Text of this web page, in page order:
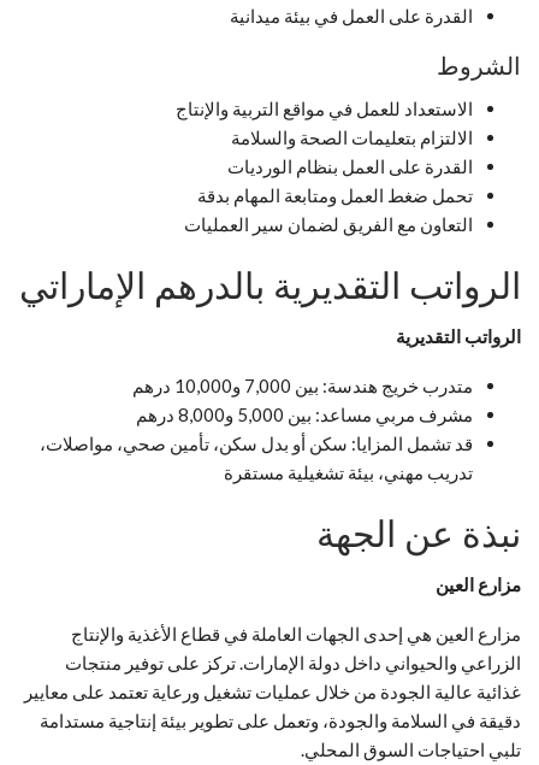
القدرة على العمل في بيئة ميدانية
الشروط
الاستعداد للعمل في مواقع التربية والإنتاج
الالتزام بتعليمات الصحة والسلامة
القدرة على العمل بنظام الورديات
تحمل ضغط العمل ومتابعة المهام بدقة
التعاون مع الفريق لضمان سير العمليات
الرواتب التقديرية بالدرهم الإماراتي
الرواتب التقديرية
متدرب خريج هندسة: بين 7,000 و10,000 درهم
مشرف مربي مساعد: بين 5,000 و8,000 درهم
قد تشمل المزايا: سكن أو بدل سكن، تأمين صحي، مواصلات،
تدريب مهني، بيئة تشغيلية مستقرة
نبذة عن الجهة
مزارع العين
مزارع العين هي إحدى الجهات العاملة في قطاع الأغذية والإنتاج
الزراعي والحيواني داخل دولة الإمارات. تركز على توفير منتجات
غذائية عالية الجودة من خلال عمليات تشغيل ورعاية تعتمد على معايير
دقيقة في السلامة والجودة، وتعمل على تطوير بيئة إنتاجية مستدامة
تلبي احتياجات السوق المحلي.